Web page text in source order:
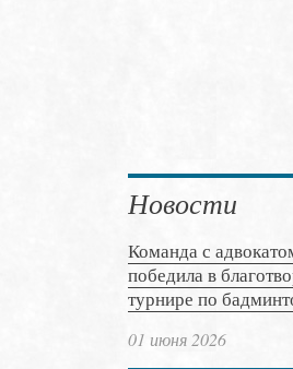
Новости
Команда с
победила в
турнире по
01 июня 2026